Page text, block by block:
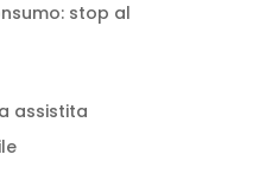
stop al
assistita